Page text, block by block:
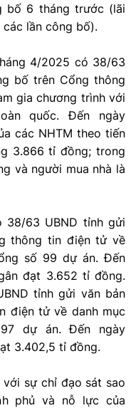
bố 6 tháng trước (lãi
lần công bố).
4/2025 có 38/63
bố trên Cổng thông
gia chương trình với
quốc. Đến ngày
các NHTM theo tiến
3.866 tỉ đồng; trong
và người mua nhà là
38/63 UBND tỉnh gửi
thông tin điện tử về
số 99 dự án. Đến
đạt 3.652 tỉ đồng.
tỉnh gửi văn bản
điện tử về danh mục
dự án. Đến ngày
3.402,5 tỉ đồng.
sự chỉ đạo sát sao
phủ và nỗ lực của